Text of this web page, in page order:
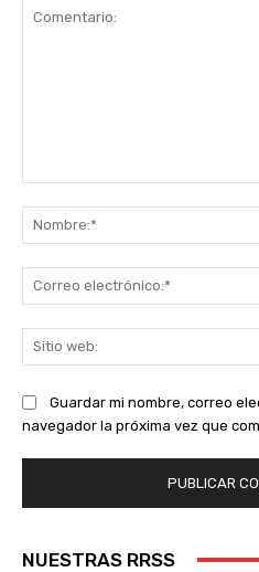
Guardar mi nombre, correo
navegador la próxima vez que
NUESTRAS RRSS